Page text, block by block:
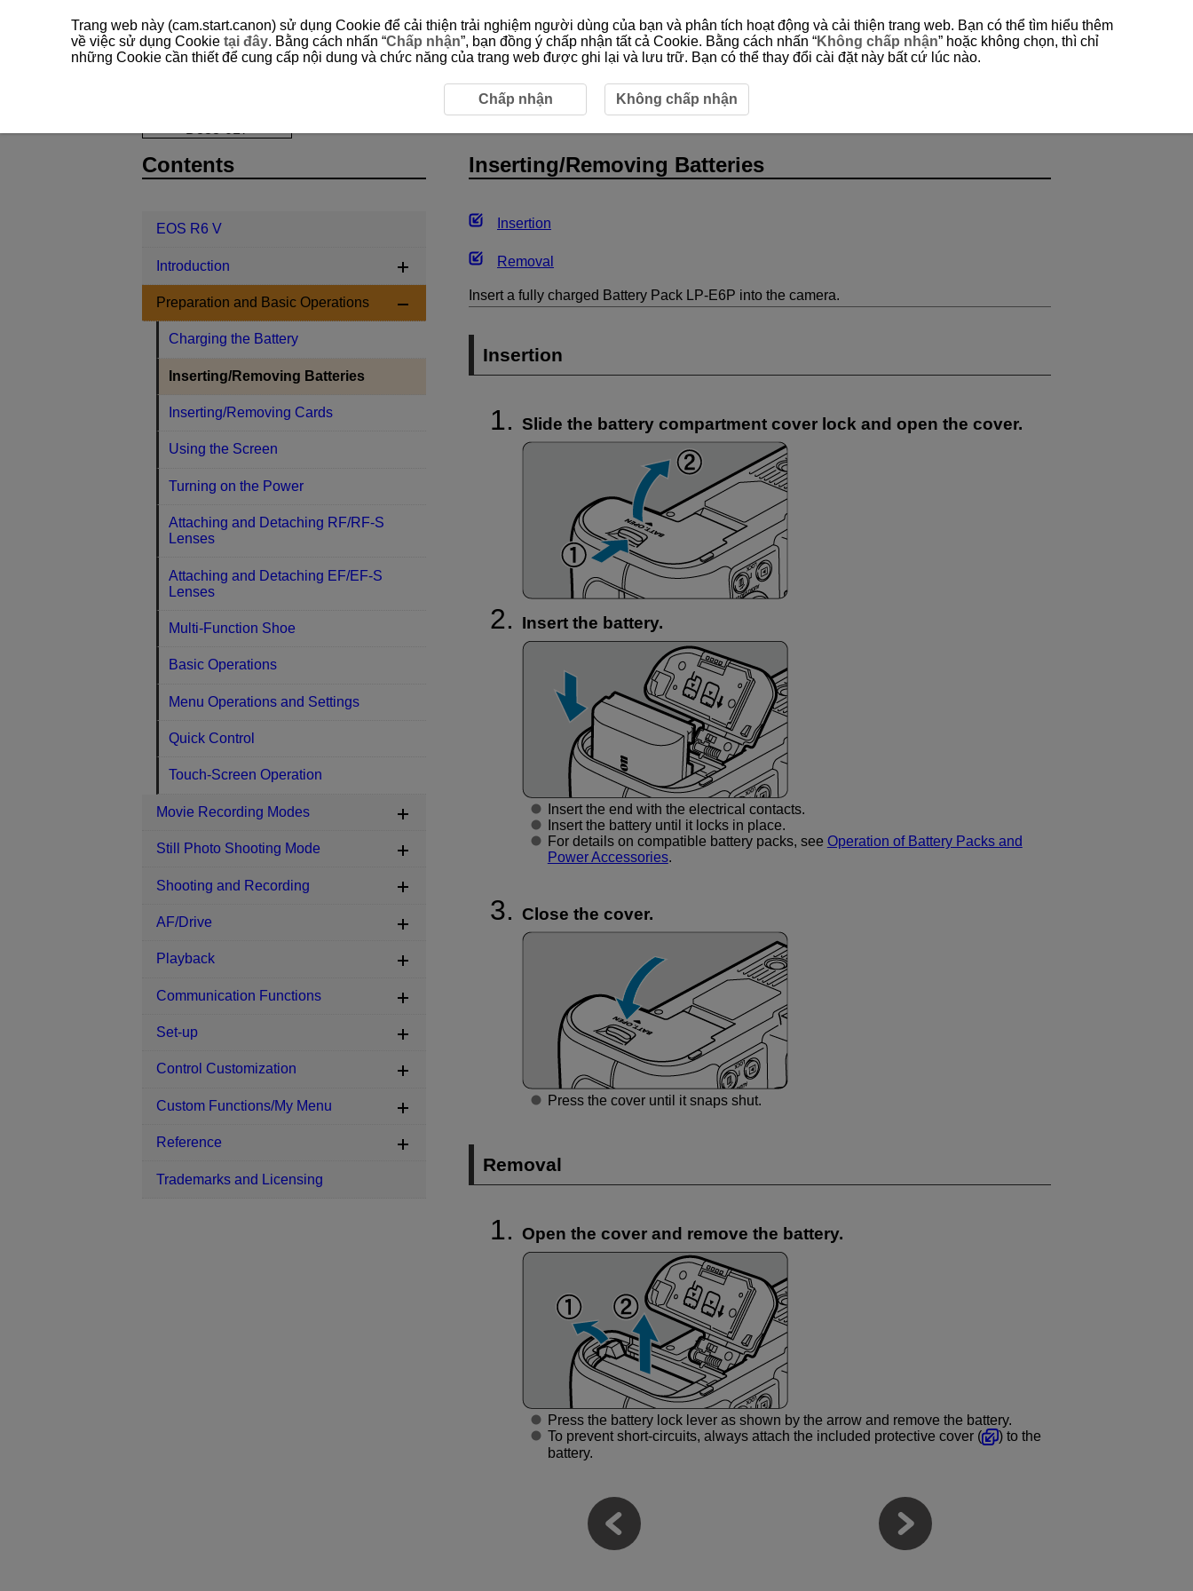
Preparation and Basic Operations Inserting/Removing Batteries
Inserting/Removing Batteries
Insertion
Removal
Insert a fully charged Battery Pack LP-E6P into the camera.
Insertion
Slide the battery compartment cover lock and open the cover.
Insert the battery.
Insert the end with the electrical contacts.
Insert the battery until it locks in place.
For details on compatible battery packs, see Operation of Battery Packs and
Power Accessories.
Close the cover.
Press the cover until it snaps shut.
Removal
Open the cover and remove the battery.
Press the battery lock lever as shown by the arrow and remove the battery.
To prevent short-circuits, always attach the included protective cover (
) to the
battery.
Contents
EOS R6 V
Introduction
Preparation and Basic Operations
Charging the Battery
Inserting/Removing Batteries
Inserting/Removing Cards
Using the Screen
Turning on the Power
Attaching and Detaching RF/RF-S
Lenses
Attaching and Detaching EF/EF-S
Lenses
Multi-Function Shoe
Basic Operations
Menu Operations and Settings
Quick Control
Touch-Screen Operation
Movie Recording Modes
Still Photo Shooting Mode
Shooting and Recording
AF/Drive
Playback
Communication Functions
Set-up
Control Customization
Custom Functions/My Menu
Reference
Trademarks and Licensing
Trang web này (cam.start.canon) sử dụng Cookie để cải thiện trải nghiệm người dùng của bạn và phân tích hoạt động và cải thiện trang web. Bạn có thể tìm hiểu thêm
về việc sử dụng Cookie tại đây. Bằng cách nhấn “Chấp nhận”, bạn đồng ý chấp nhận tất cả Cookie. Bằng cách nhấn “Không chấp nhận” hoặc không chọn, thì chỉ
những Cookie cần thiết để cung cấp nội dung và chức năng của trang web được ghi lại và lưu trữ. Bạn có thể thay đổi cài đặt này bất cứ lúc nào.
Chấp nhận Không chấp nhận